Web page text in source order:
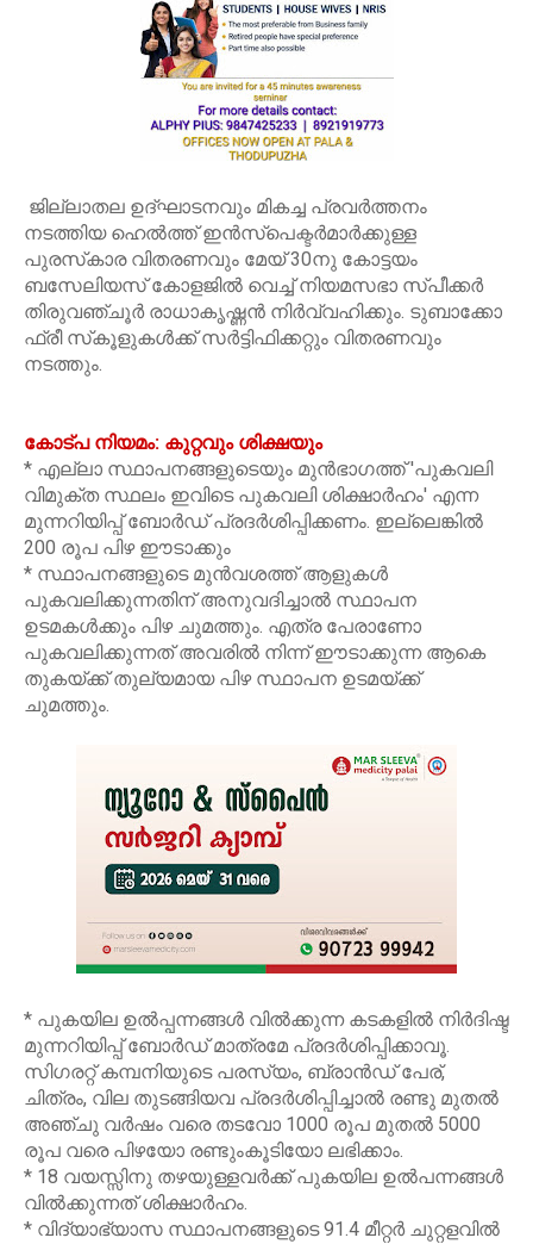
ജില്ലാതല ഉദ്ഘാടനവും മികച്ച പ്രവർത്തനം
നടത്തിയ ഹെൽത്ത് ഇൻസ്‌പെക്ടർമാർക്കുള്ള
പുരസ്‌കാര വിതരണവും മേയ് 30നു കോട്ടയം
ബസേലിയസ് കോളജിൽ വെച്ച് നിയമസഭാ സ്പീക്കർ
തിരുവഞ്ചൂർ രാധാകൃഷ്ണൻ നിർവ്വഹിക്കും. ടുബാക്കോ
ഫ്രീ സ്‌കൂളുകൾക്ക് സർട്ടിഫിക്കറ്റും വിതരണവും
നടത്തും.
കോട്പ നിയമം: കുറ്റവും ശിക്ഷയും
* എല്ലാ സ്ഥാപനങ്ങളുടെയും മുൻഭാഗത്ത് 'പുകവലി
വിമുക്ത സ്ഥലം ഇവിടെ പുകവലി ശിക്ഷാർഹം' എന്ന
മുന്നറിയിപ്പ് ബോർഡ് പ്രദർശിപ്പിക്കണം. ഇല്ലെങ്കിൽ
200 രൂപ പിഴ ഈടാക്കും
* സ്ഥാപനങ്ങളുടെ മുൻവശത്ത് ആളുകൾ
പുകവലിക്കുന്നതിന് അനുവദിച്ചാൽ സ്ഥാപന
ഉടമകൾക്കും പിഴ ചുമത്തും. എത്ര പേരാണോ
പുകവലിക്കുന്നത് അവരിൽ നിന്ന് ഈടാക്കുന്ന ആകെ
തുകയ്ക്ക് തുല്യമായ പിഴ സ്ഥാപന ഉടമയ്ക്ക്
ചുമത്തും.
* പുകയില ഉൽപ്പന്നങ്ങൾ വിൽക്കുന്ന കടകളിൽ നിർദിഷ്ട
മുന്നറിയിപ്പ് ബോർഡ് മാത്രമേ പ്രദർശിപ്പിക്കാവൂ.
സിഗരറ്റ് കമ്പനിയുടെ പരസ്യം, ബ്രാൻഡ് പേര്,
ചിത്രം, വില തുടങ്ങിയവ പ്രദർശിപ്പിച്ചാൽ രണ്ടു മുതൽ
അഞ്ചു വർഷം വരെ തടവോ 1000 രൂപ മുതൽ 5000
രൂപ വരെ പിഴയോ രണ്ടുംകൂടിയോ ലഭിക്കാം.
* 18 വയസ്സിനു തഴയുള്ളവർക്ക് പുകയില ഉൽപന്നങ്ങൾ
വിൽക്കുന്നത് ശിക്ഷാർഹം.
* വിദ്യാഭ്യാസ സ്ഥാപനങ്ങളുടെ 91.4 മീറ്റർ ചുറ്റളവിൽ